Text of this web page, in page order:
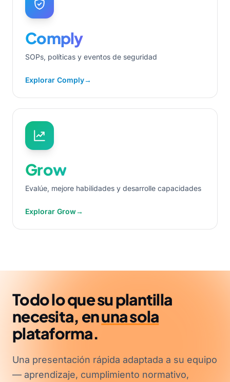
Comply
SOPs, políticas y eventos de seguridad
Explorar Comply→
Grow
Evalúe, mejore habilidades y desarrolle capacidades
Explorar Grow→
Todo lo que su plantilla
necesita, enuna sola
plataforma.
Una presentación rápida adaptada a su equipo
— aprendizaje, cumplimiento normativo,